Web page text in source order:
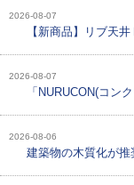
2026-08-07
【新商品】リブ天
2026-08-07
「NURUCON(コン
2026-08-06
建築物の木質化が推